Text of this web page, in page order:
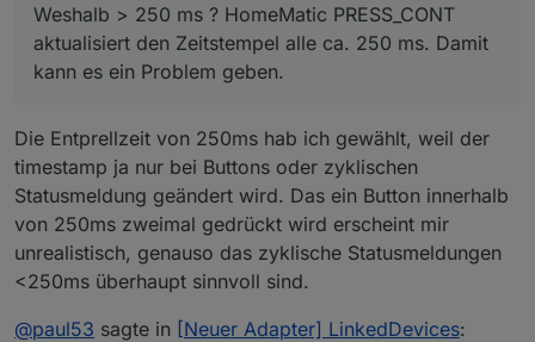
      }
Weshalb > 250 ms ? HomeMatic PRESS_CONT
aktualisiert den Zeitstempel alle ca. 250 ms. Damit
kann es ein Problem geben.
Die Entprellzeit von 250ms hab ich gewählt, weil der
timestamp ja nur bei Buttons oder zyklischen
Statusmeldung geändert wird. Das ein Button innerhalb
von 250ms zweimal gedrückt wird erscheint mir
unrealistisch, genauso das zyklische Statusmeldungen
<250ms überhaupt sinnvoll sind.
@paul53 sagte in [Neuer Adapter] LinkedDevices: